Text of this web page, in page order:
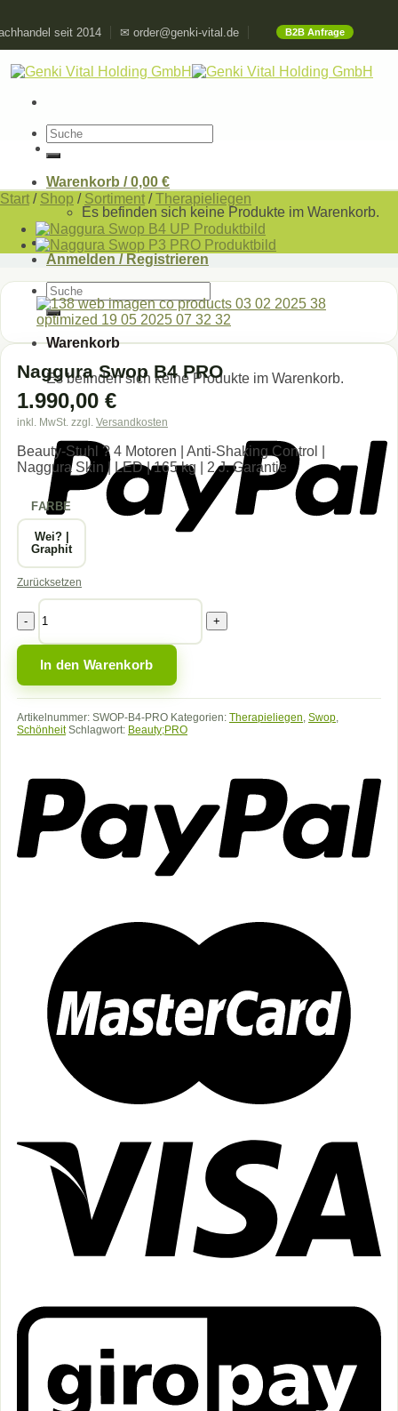
to
content
seit 2014 ✉ order@genki-vital.de B2B Anfrage
Suchen
nach:
Warenkorb /0,00 €
Es befinden sich keine Produkte im Warenkorb.
Anmelden / Registrieren
Suchen
nach:
Warenkorb
Es befinden sich keine Produkte im Warenkorb.
Start / Shop / Sortiment / Therapieliegen
Naggura Swop B4 PRO
1.990,00 €
inkl. MwSt. zzgl. Versandkosten
Beauty-Stuhl ? 4 Motoren | Anti-Shaking Control |
Naggura Skin | LED | 165 kg | 2 J. Garantie
FARBE
Wei? |
Graphit
Zurücksetzen
Naggura
Swop
B4
Menge
In den Warenkorb
Artikelnummer: SWOP-B4-PRO Kategorien: Therapieliegen Swop
Schönheit Schlagwort: Beauty;PRO